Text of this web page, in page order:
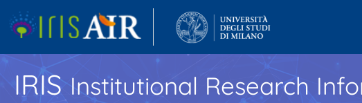
IRISInstitutional Research